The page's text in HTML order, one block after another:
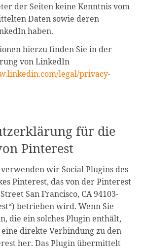
der Seiten keine Kenntnis vom
Daten sowie deren
haben.
hierzu finden Sie in der
von LinkedIn
legal/privacy-
für die
Pinterest
wir Social Plugins des
Pinterest, das von der Pinterest
San Francisco, CA 94103-
betrieben wird. Wenn Sie
die ein solches Plugin enthält,
direkte Verbindung zu den
her. Das Plugin übermittelt